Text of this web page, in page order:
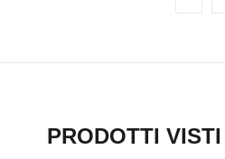
PRODOTTI